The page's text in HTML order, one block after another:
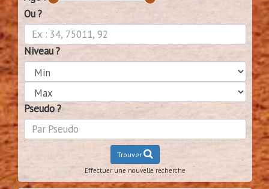
Ou ?
Niveau ?
Pseudo ?
Trouver
Effectuer une nouvelle recherche